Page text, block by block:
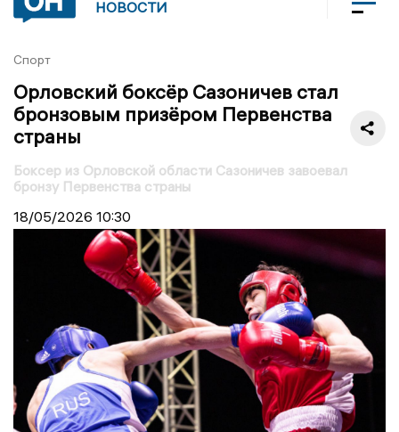
НОВОСТИ
Спорт
Орловский боксёр Сазоничев стал
бронзовым призёром Первенства
страны
Боксер из Орловской области Сазоничев завоевал
бронзу Первенства страны
18/05/2026 10:30